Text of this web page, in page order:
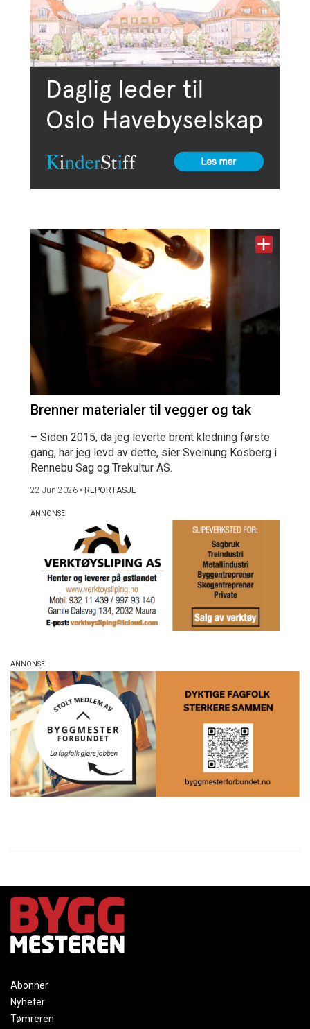
Brenner materialer til vegger og tak
– Siden 2015, da jeg leverte brent kledning første
gang, har jeg levd av dette, sier Sveinung Kosberg i
Rennebu Sag og Trekultur AS.
22 Jun 2026 • REPORTASJE
Abonner
Nyheter
Tømreren